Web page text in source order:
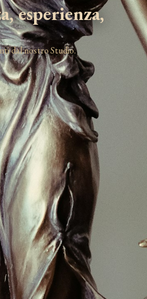
esperienza,
dal nostro Studio.